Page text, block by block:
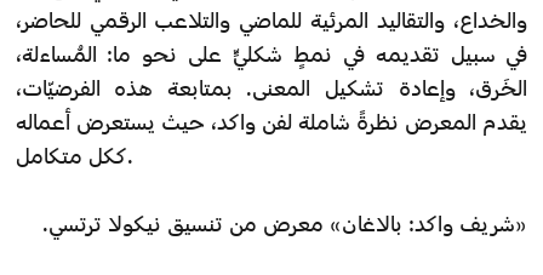
والخداع، والتقاليد المرئية للماضي والتلاعب الرقمي للحاضر،
في سبيل تقديمه في نمطٍ شكليٍّ على نحو ما: المُساءلة،
الخَرق، وإعادة تشكيل المعنى. بمتابعة هذه الفرضيّات،
يقدم المعرض نظرةً شاملة لفن واكد، حيث يستعرض أعماله
ككل متكامل.
«شريف واكد: بالاغان» معرض من تنسيق نيكولا ترتسي.